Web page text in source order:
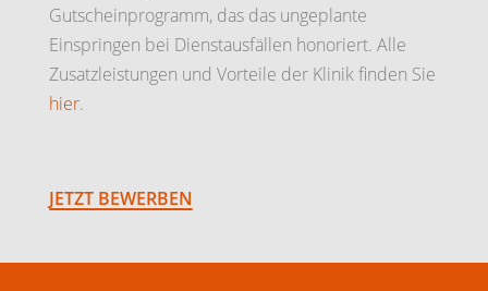
Gutscheinprogramm, das das ungeplante
Einspringen bei Dienstausfällen honoriert. Alle
Zusatzleistungen und Vorteile der Klinik finden Sie
hier.
JETZT BEWERBEN